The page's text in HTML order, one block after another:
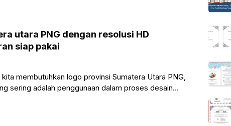
utara PNG dengan resolusi HD
siap pakai
membutuhkan logo provinsi Sumatera Utara PNG,
sering adalah penggunaan dalam proses desain